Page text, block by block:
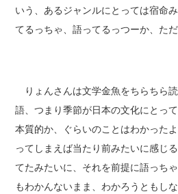
いう、あるジャンルにとっては宿命
てるっちゃ、語ってるっつーか、た
りょんさんは文学金魚をちらちら
語、つまり季節が日本の文化にとっ
本質的か、ぐらいのことはわかった
ってしまえば当たり前みたいに感じ
てたみたいに、それを前提に語っち
もわかんないまま、わかろうともし